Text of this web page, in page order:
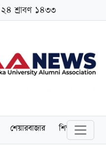
শ্রাবণ ১৪৩৩
শেয়ারবাজার শিক্ষা